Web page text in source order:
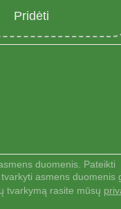
Pridėti
duomenis. Pateikti
asmens duomenis
tvarkymą rasite mūsų